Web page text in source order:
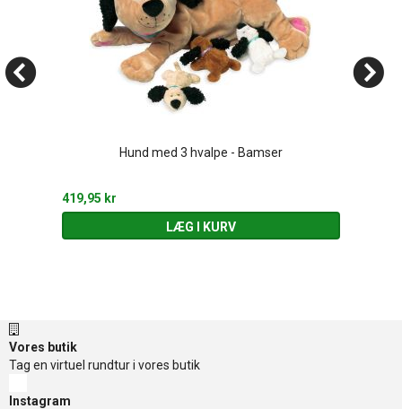
Hund med 3 hvalpe - Bamser
419,95 kr
LÆG I KURV
Vores butik
Tag en virtuel rundtur i vores butik
Instagram